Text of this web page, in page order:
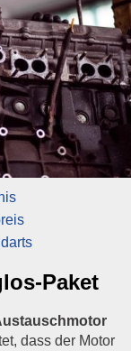
Paket
dass der Motor